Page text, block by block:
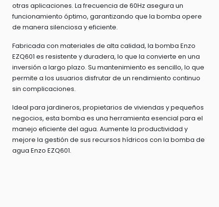
otras aplicaciones. La frecuencia de 60Hz asegura un
funcionamiento óptimo, garantizando que la bomba opere
de manera silenciosa y eficiente.
Fabricada con materiales de alta calidad, la bomba Enzo
EZQ601 es resistente y duradera, lo que la convierte en una
inversión a largo plazo. Su mantenimiento es sencillo, lo que
permite a los usuarios disfrutar de un rendimiento continuo
sin complicaciones.
Ideal para jardineros, propietarios de viviendas y pequeños
negocios, esta bomba es una herramienta esencial para el
manejo eficiente del agua. Aumente la productividad y
mejore la gestión de sus recursos hídricos con la bomba de
agua Enzo EZQ601.